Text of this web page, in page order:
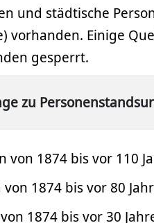
und städtische
vorhanden. Einige
gesperrt.
zu
von 1874 bis vor 110
1874 bis vor 80
1874 bis vor 30